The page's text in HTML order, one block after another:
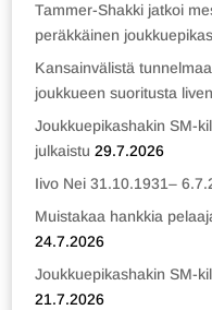
Tammer-Shakki jatkoi
peräkkäinen
Kansainvälistä
joukkueen suoritusta
Joukkuepikashakin SM-
julkaistu 29.7.2026
Iivo Nei 31.10.1931–
Muistakaa hankkia
24.7.2026
Joukkuepikashakin SM-
21.7.2026